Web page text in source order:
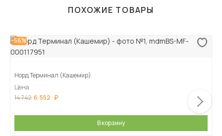
ПОХОЖИЕ ТОВАРЫ
-56%
Норд Терминал (Кашемир)
Цена
14 742 6 552
В корзину